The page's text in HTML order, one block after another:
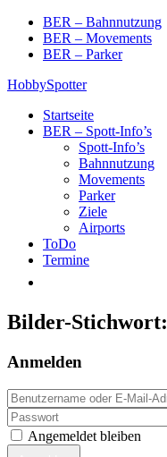
Skip
content
BER – Bahnnutzung
BER – Movements
BER – Parker
HobbySpotter
Startseite
BER – Spott-Info’s
Spott-Info’s
Bahnnutzung
Movements
Parker
Ziele
Airports
ToDo
Termine
Bilder-Stichwort:
Anmelden
Angemeldet bleiben